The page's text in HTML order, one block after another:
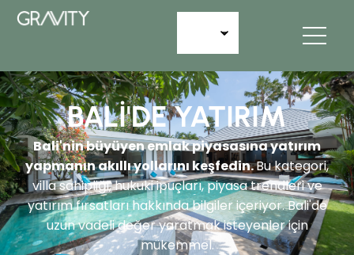
BALI'DE YATIRIM
Bali'nin büyüyen emlak piyasasına yatırım
yapmanın akıllı yollarını keşfedin.Bu kategori,
villa sahipliği, hukuki ipuçları, piyasa trendleri ve
yatırım fırsatları hakkında bilgiler içeriyor. Bali'de
uzun vadeli değer yaratmak isteyenler için
mükemmel.